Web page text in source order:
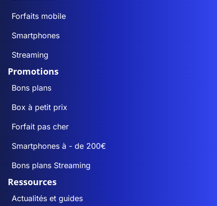
Forfaits mobile
Smartphones
Streaming
Promotions
Bons plans
Box à petit prix
Forfait pas cher
Smartphones à - de 200€
Bons plans Streaming
Ressources
Actualités et guides